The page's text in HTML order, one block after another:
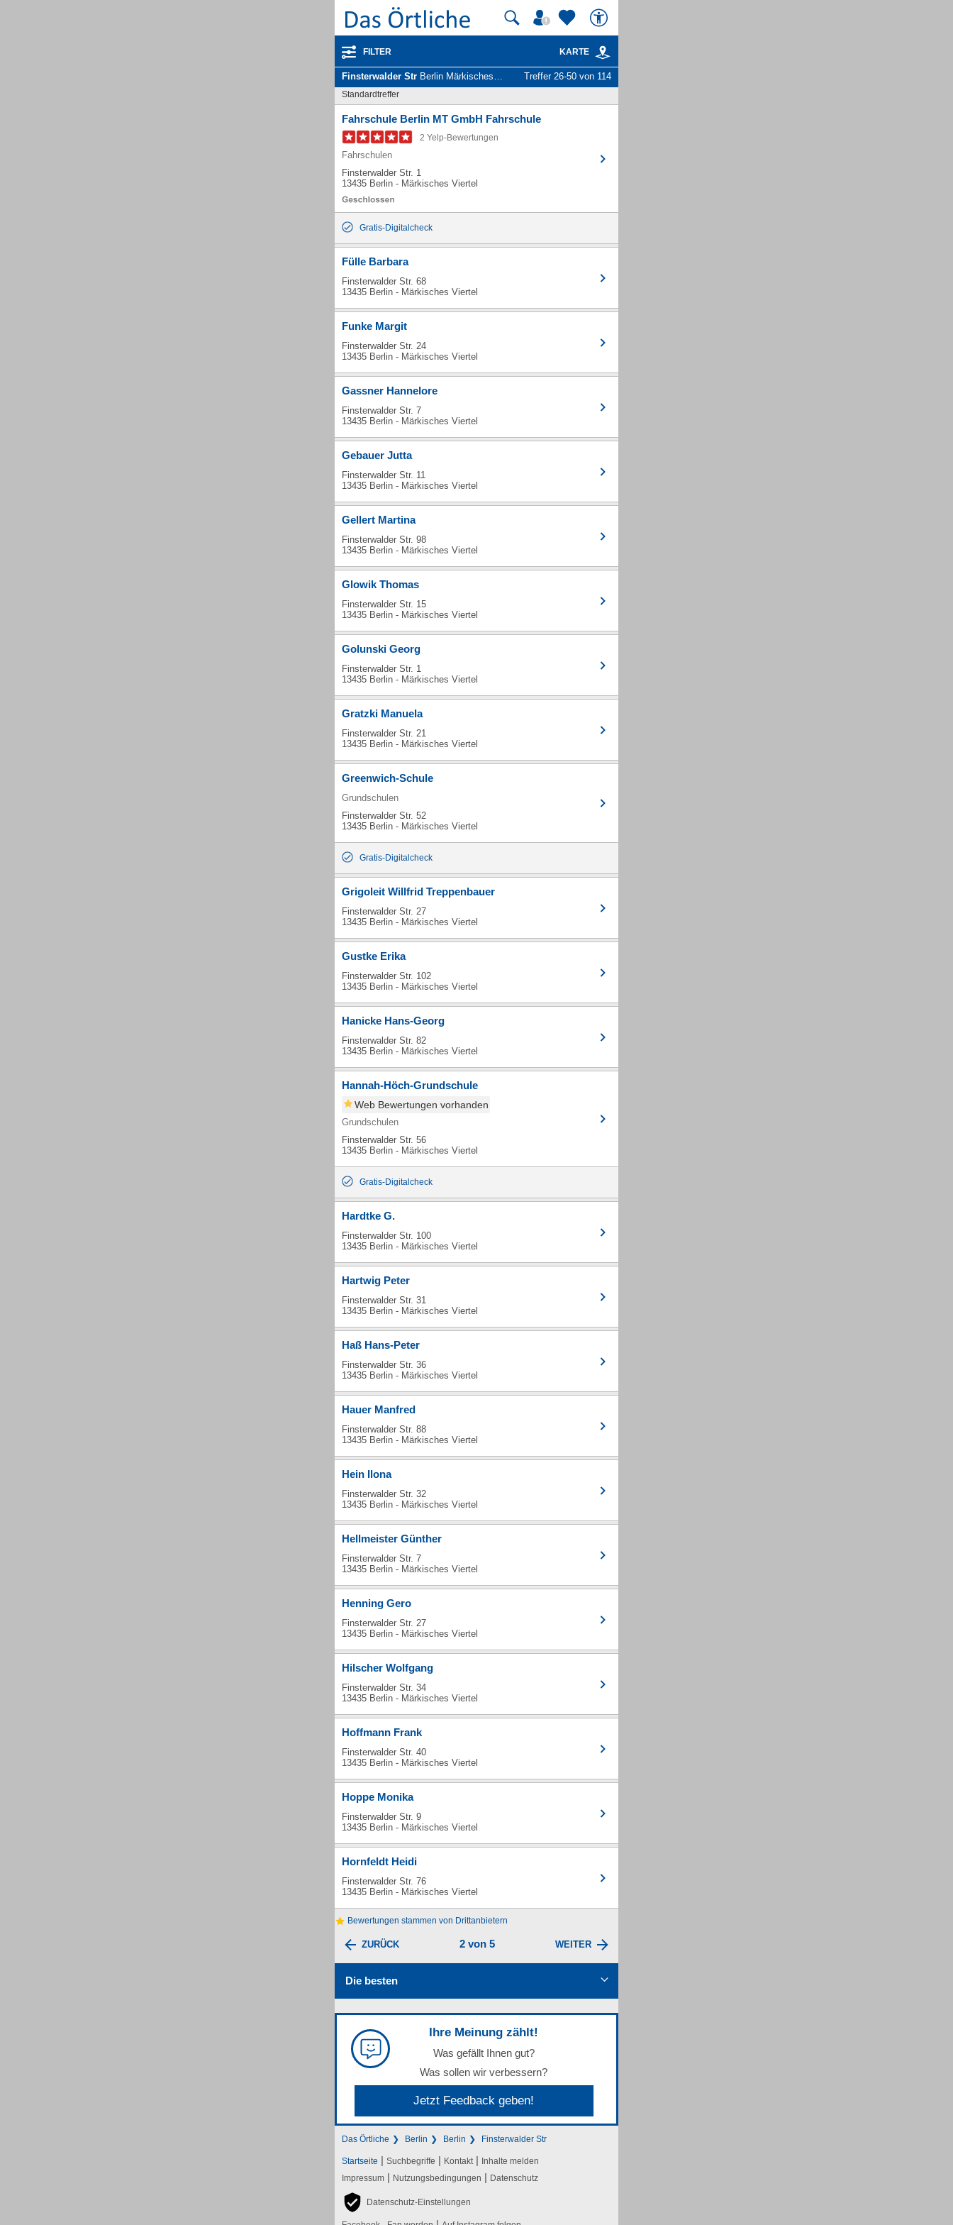
FILTER KARTE
Finsterwalder Str Berlin Märkisches Viertel - Unternehmen und Personen Treffer 26-50 von 114
Standardtreffer
Fahrschule Berlin MT GmbH Fahrschule
2 Yelp-Bewertungen
Fahrschulen
Finsterwalder Str. 1
13435 Berlin - Märkisches Viertel
Gratis-Digitalcheck
Fülle Barbara
Finsterwalder Str. 68
13435 Berlin - Märkisches Viertel
Funke Margit
Finsterwalder Str. 24
13435 Berlin - Märkisches Viertel
Gassner Hannelore
Finsterwalder Str. 7
13435 Berlin - Märkisches Viertel
Gebauer Jutta
Finsterwalder Str. 11
13435 Berlin - Märkisches Viertel
Gellert Martina
Finsterwalder Str. 98
13435 Berlin - Märkisches Viertel
Glowik Thomas
Finsterwalder Str. 15
13435 Berlin - Märkisches Viertel
Golunski Georg
Finsterwalder Str. 1
13435 Berlin - Märkisches Viertel
Gratzki Manuela
Finsterwalder Str. 21
13435 Berlin - Märkisches Viertel
Greenwich-Schule
Grundschulen
Finsterwalder Str. 52
13435 Berlin - Märkisches Viertel
Gratis-Digitalcheck
Grigoleit Willfrid Treppenbauer
Finsterwalder Str. 27
13435 Berlin - Märkisches Viertel
Gustke Erika
Finsterwalder Str. 102
13435 Berlin - Märkisches Viertel
Hanicke Hans-Georg
Finsterwalder Str. 82
13435 Berlin - Märkisches Viertel
Hannah-Höch-Grundschule
Web Bewertungen vorhanden
Grundschulen
Finsterwalder Str. 56
13435 Berlin - Märkisches Viertel
Gratis-Digitalcheck
Hardtke G.
Finsterwalder Str. 100
13435 Berlin - Märkisches Viertel
Hartwig Peter
Finsterwalder Str. 31
13435 Berlin - Märkisches Viertel
Haß Hans-Peter
Finsterwalder Str. 36
13435 Berlin - Märkisches Viertel
Hauer Manfred
Finsterwalder Str. 88
13435 Berlin - Märkisches Viertel
Hein Ilona
Finsterwalder Str. 32
13435 Berlin - Märkisches Viertel
Hellmeister Günther
Finsterwalder Str. 7
13435 Berlin - Märkisches Viertel
Henning Gero
Finsterwalder Str. 27
13435 Berlin - Märkisches Viertel
Hilscher Wolfgang
Finsterwalder Str. 34
13435 Berlin - Märkisches Viertel
Hoffmann Frank
Finsterwalder Str. 40
13435 Berlin - Märkisches Viertel
Hoppe Monika
Finsterwalder Str. 9
13435 Berlin - Märkisches Viertel
Hornfeldt Heidi
Finsterwalder Str. 76
13435 Berlin - Märkisches Viertel
Bewertungen stammen von Drittanbietern
ZURÜCK 2 von 5 WEITER
Die besten
Ihre Meinung zählt!
Was gefällt Ihnen gut?
Was sollen wir verbessern?
Jetzt Feedback geben!
Das Örtliche Berlin Berlin Finsterwalder Str
Startseite | Suchbegriffe | Kontakt | Inhalte melden
Impressum | Nutzungsbedingungen | Datenschutz
Datenschutz-Einstellungen